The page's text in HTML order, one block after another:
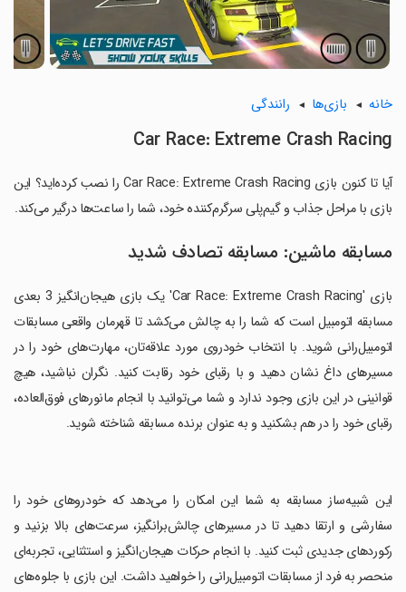
خانه بازی‌ها رانندگی
Car Race: Extreme Crash Racing
آیا تا کنون بازی Car Race: Extreme Crash Racing را نصب کرده‌اید؟ این
بازی با مراحل جذاب و گیم‌پلی سرگرم‌کننده خود، شما را ساعت‌ها درگیر می‌کند.
مسابقه ماشین: مسابقه تصادف شدید
بازی 'Car Race: Extreme Crash Racing' یک بازی هیجان‌انگیز 3 بعدی
مسابقه اتومبیل است که شما را به چالش می‌کشد تا قهرمان واقعی مسابقات
اتومبیل‌رانی شوید. با انتخاب خودروی مورد علاقه‌تان، مهارت‌های خود را در
مسیرهای داغ نشان دهید و با رقبای خود رقابت کنید. نگران نباشید، هیچ
قوانینی در این بازی وجود ندارد و شما می‌توانید با انجام مانورهای فوق‌العاده،
رقبای خود را در هم بشکنید و به عنوان برنده مسابقه شناخته شوید.
‏این شبیه‌ساز مسابقه به شما این امکان را می‌دهد که خودروهای خود را
سفارشی و ارتقا دهید تا در مسیرهای چالش‌برانگیز، سرعت‌های بالا بزنید و
رکوردهای جدیدی ثبت کنید. با انجام حرکات هیجان‌انگیز و استثنایی، تجربه‌ای
منحصر به فرد از مسابقات اتومبیل‌رانی را خواهید داشت. این بازی با جلوه‌های